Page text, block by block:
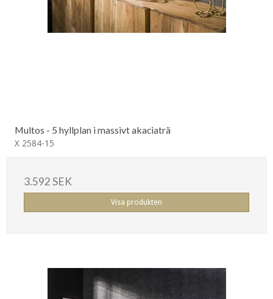
Multos - 5 hyllplan i massivt akaciaträ
X 2584-15
3.592 SEK
Visa produkten